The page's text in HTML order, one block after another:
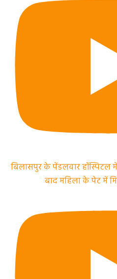
बिलासपुर के पेंडलवार
बाद महिला के पेट में